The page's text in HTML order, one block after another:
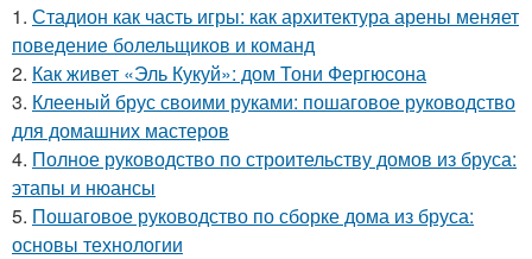
1. Стадион как часть игры: как архитектура арены меняет
поведение болельщиков и команд
2. Как живет «Эль Кукуй»: дом Тони Фергюсона
3. Клееный брус своими руками: пошаговое руководство
для домашних мастеров
4. Полное руководство по строительству домов из бруса:
этапы и нюансы
5. Пошаговое руководство по сборке дома из бруса:
основы технологии